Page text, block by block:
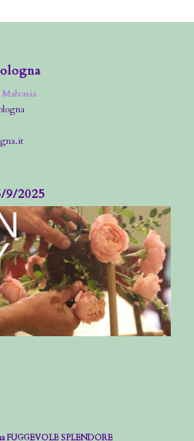
2025
FUGGEVOLE SPLENDORE